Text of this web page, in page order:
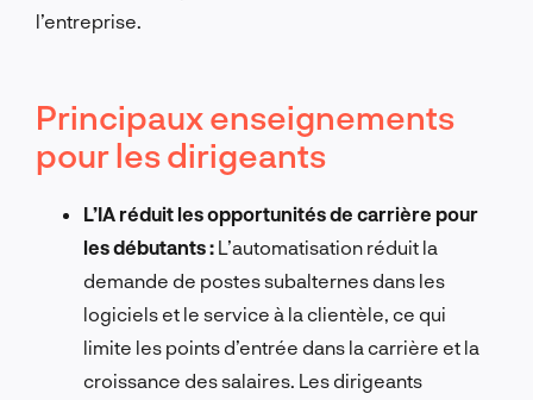
l’entreprise.
Principaux enseignements
pour les dirigeants
L’IA réduit les opportunités de carrière pour
les débutants : L’automatisation réduit la
demande de postes subalternes dans les
logiciels et le service à la clientèle, ce qui
limite les points d’entrée dans la carrière et la
croissance des salaires. Les dirigeants